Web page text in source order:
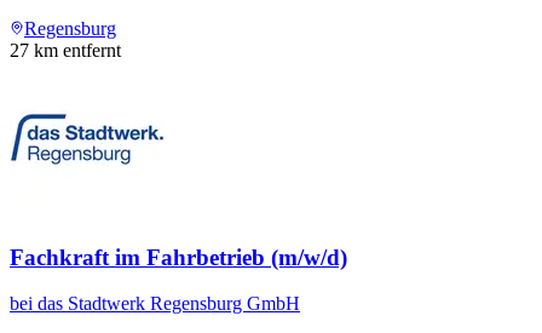
Regensburg
27 km entfernt
Fachkraft im Fahrbetrieb (m/w/d)
bei das Stadtwerk Regensburg GmbH